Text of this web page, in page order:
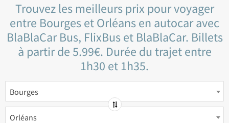
Trouvez les meilleurs prix pour voyager
entre Bourges et Orléans en autocar avec
BlaBlaCar Bus, FlixBus et BlaBlaCar. Billets
à partir de 5.99€. Durée du trajet entre
1h30 et 1h35.
Bourges
Orléans